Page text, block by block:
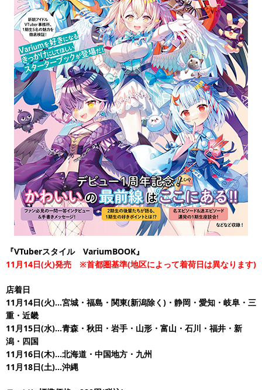
『VTuberスタイル VariumBOOK』
11月14日(火)発売 ※首都圏基準(地区によって着荷日は異なります)
店着日
11月14日(火)…宮城・福島・関東(新潟除く)・静岡・愛知・岐阜・三
重・近畿
11月15日(水)…青森・秋田・岩手・山形・富山・石川・福井・新
潟・四国
11月16日(木)…北海道・中国地方・九州
11月18日(土)…沖縄